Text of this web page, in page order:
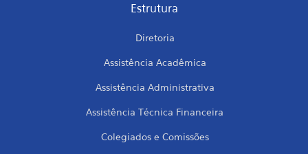
Estrutura
Diretoria
Assistência Acadêmica
Assistência Administrativa
Assistência Técnica Financeira
Colegiados e Comissões